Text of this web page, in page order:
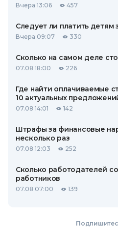
Вчера 13:06 457
Следует ли платить детям
Вчера 09:07 330
Сколько на самом деле
07.08 18:00 226
Где найти оплачиваемые
10 актуальных
07.08 14:01 142
Штрафы за финансовые
несколько раз
07.08 12:03 252
Сколько работодателей
работников
07.08 07:00 139